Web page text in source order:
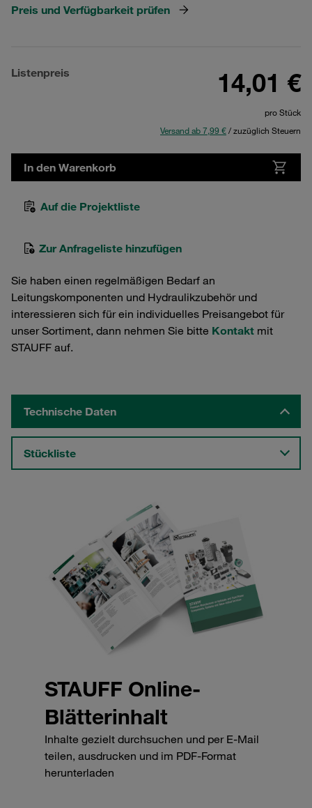
Preis und Verfügbarkeit prüfen
Listenpreis 14,01 €
pro Stück
Versand ab 7,99 €/ zuzüglich Steuern
In den Warenkorb
Auf die Projektliste
Zur Anfrageliste hinzufügen
Sie haben einen regelmäßigen Bedarf an
Leitungskomponenten und Hydraulikzubehör und
interessieren sich für ein individuelles Preisangebot für
unser Sortiment, dann nehmen Sie bitte Kontakt mit
STAUFF auf.
Technische Daten
Stückliste
STAUFF Online-
Blätterinhalt
Inhalte gezielt durchsuchen und per E-Mail
teilen, ausdrucken und im PDF-Format
herunterladen